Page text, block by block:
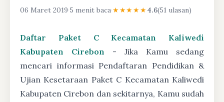
06 Maret 2019·5 menit baca·★★★★★4.6(51 ulasan)
Daftar Paket C Kecamatan Kaliwedi
Kabupaten Cirebon - Jika Kamu sedang
mencari informasi Pendaftaran Pendidikan &
Ujian Kesetaraan Paket C Kecamatan Kaliwedi
Kabupaten Cirebon dan sekitarnya, Kamu sudah